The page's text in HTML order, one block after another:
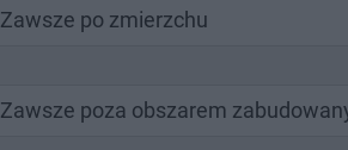
Zawsze po zmierzchu
Zawsze poza obszarem